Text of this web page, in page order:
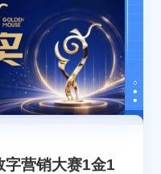
字营销大赛1金1